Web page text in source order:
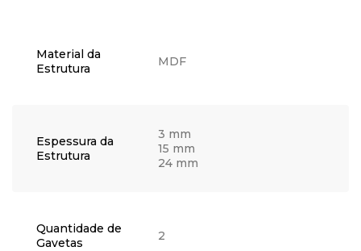
Material da
Estrutura
MDF
Espessura da
Estrutura
3 mm
15 mm
24 mm
Quantidade de
Gavetas
2